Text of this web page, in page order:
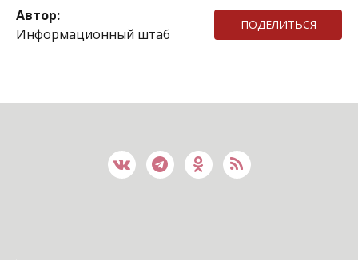
Автор:
Информационный штаб
ПОДЕЛИТЬСЯ